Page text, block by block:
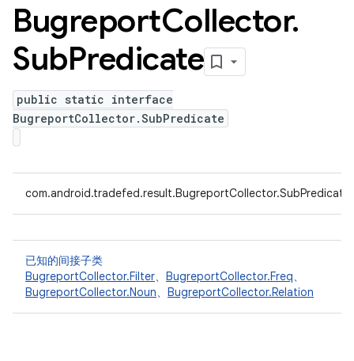
BugreportCollector.
SubPredicate
public static interface
BugreportCollector.SubPredicate
com.android.tradefed.result.BugreportCollector.SubPredicate
已知的间接子类
BugreportCollector.Filter、 BugreportCollector.Freq、
BugreportCollector.Noun、 BugreportCollector.Relation